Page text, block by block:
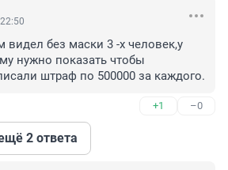
видел без маски 3 -х человек,у
нужно показать чтобы
штраф по 500000 за каждого.
+1 –0
2 ответа